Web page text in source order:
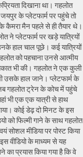
दिखाना था। गहलोत
के प्लेटफार्म पर पहुंचे तो
कैमरा मैन पहले से ही तैयार थे।
ने प्लेटफार्म पर खड़े यात्रियों
हाल चाल पूछे। कई यात्रियों
को पहचाना उनसे आत्मीय
भी की। गहलोत ने एक कुली
उसके हाल जाने। प्लेटफार्म के
गहलोत ट्रेन के कोच में पहुंचे
भी एक एक यात्री से हाथ
कोई डेढ़ दो मिनट के इस
को फिल्मी गाने के साथ गहलोत
सोशल मीडिया पर पोस्ट किया
वीडियो के माध्यम से यह
का प्रयास किया गया है कि वे